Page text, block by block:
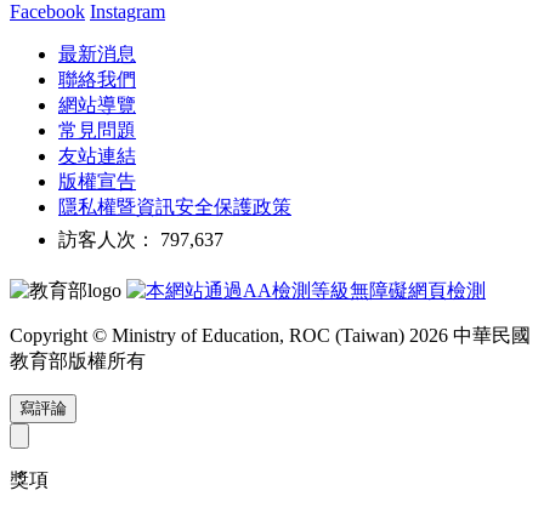
Facebook Instagram
最新消息
聯絡我們
網站導覽
常見問題
友站連結
版權宣告
隱私權暨資訊安全保護政策
訪客人次： 797,637
Copyright © Ministry of Education, ROC (Taiwan) 2026 中華民國
教育部版權所有
寫評論
獎項